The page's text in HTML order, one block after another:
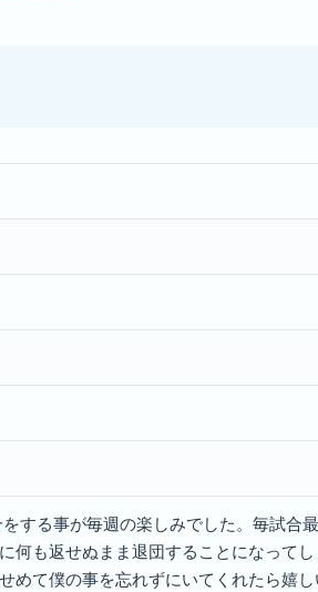
する事が毎週の楽しみでした。毎試合
何も返せぬまま退団することになって
めて僕の事を忘れずにいてくれたら嬉